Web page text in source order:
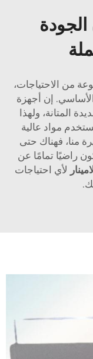
من الاحتياجات،
إن أجهزة
المتانة، ولهذا
مواد عالية
منا، فهناك حتى
راضيًا تمامًا عن
لأي احتياجات